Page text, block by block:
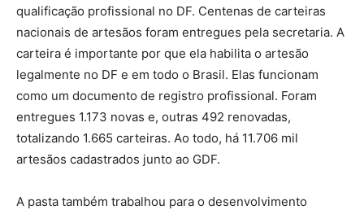
qualificação profissional no DF. Centenas de carteiras
nacionais de artesãos foram entregues pela secretaria. A
carteira é importante por que ela habilita o artesão
legalmente no DF e em todo o Brasil. Elas funcionam
como um documento de registro profissional. Foram
entregues 1.173 novas e, outras 492 renovadas,
totalizando 1.665 carteiras. Ao todo, há 11.706 mil
artesãos cadastrados junto ao GDF.
A pasta também trabalhou para o desenvolvimento